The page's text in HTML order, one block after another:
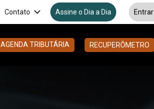
Contato Assine o Dia a Dia Entrar
AGENDA TRIBUTÁRIA RECUPERÔMETRO